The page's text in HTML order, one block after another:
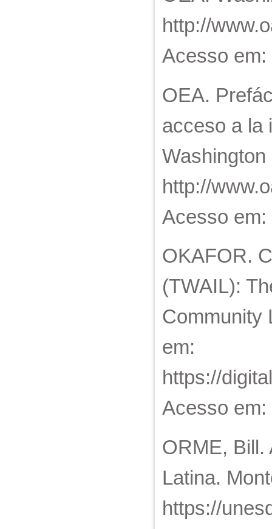
http://
Acesso em:
OEA.
acceso a la
http://
Acesso em:
OKAFOR.
(TWAIL):
Community
em:
https://
Acesso
ORME, Bill.
Latina.
https://